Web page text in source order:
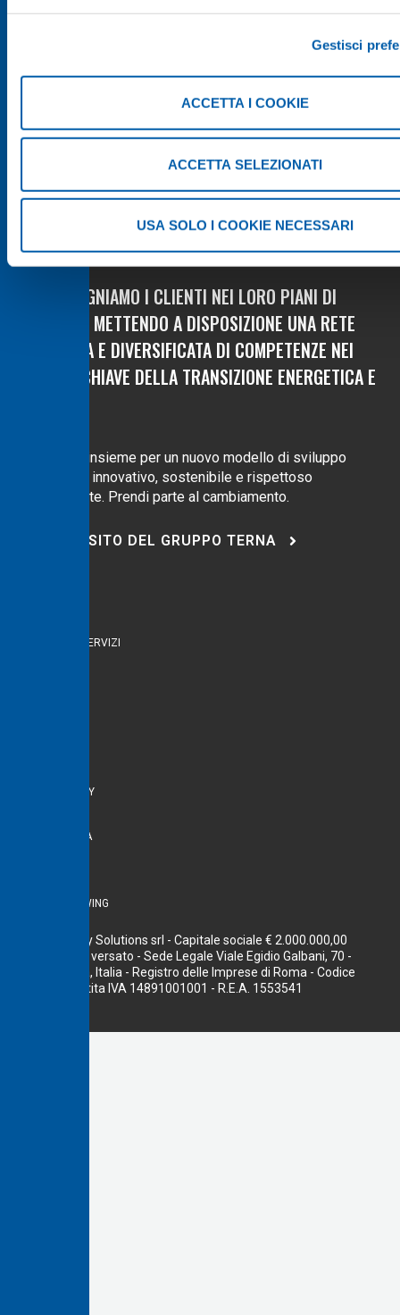
Gestisci
ACCETTA I COOKIE
ACCETTA SELEZIONATI
USA SOLO I COOKIE NECESSARI
ACCOMPAGNIAMO I CLIENTI NEI LORO PIANI DI
CRESCITA, METTENDO A DISPOSIZIONE UNA RETE
INTEGRATA E DIVERSIFICATA DI COMPETENZE NEI
SETTORI CHIAVE DELLA TRANSIZIONE ENERGETICA E
Lavoriamo insieme per un nuovo modello di sviluppo
rinnovabile, innovativo, sostenibile e rispettoso
dell’ambiente. Prendi parte al cambiamento.
VISITA IL SITO DEL GRUPPO TERNA
PRODOTTI E SERVIZI
COOKIE POLICY
ACCESSIBILITÀ
WHISTLEBLOWING
Terna Energy Solutions srl - Capitale sociale € 2.000.000,00
interamente versato - Sede Legale Viale Egidio Galbani, 70 -
00156 Roma, Italia - Registro delle Imprese di Roma - Codice
fiscale e Partita IVA 14891001001 - R.E.A. 1553541